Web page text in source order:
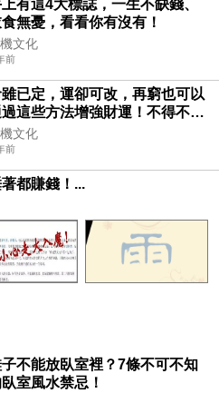
有這4大標誌，一生不缺錢、
無憂，看看你有沒有！
文化
前
已定，運卻可改，再窮也可以
這些方法增強財運！不得不
文化
前
都賺錢！...
不能放臥室裡？7條不可不知
室風水禁忌！